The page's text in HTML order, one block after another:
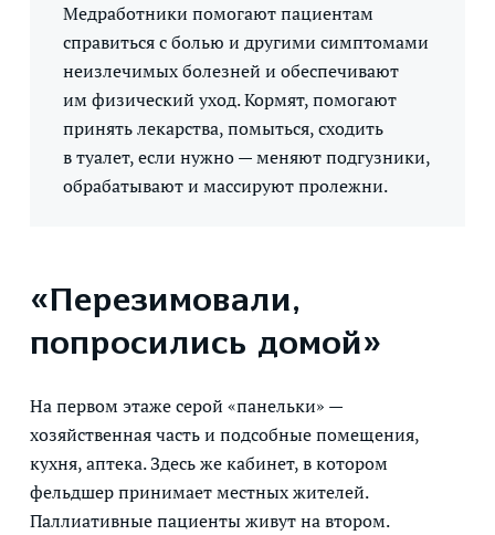
Медработники помогают пациентам
справиться с болью и другими симптомами
неизлечимых болезней и обеспечивают
им физический уход. Кормят, помогают
принять лекарства, помыться, сходить
в туалет, если нужно — меняют подгузники,
обрабатывают и массируют пролежни.
«Перезимовали,
попросились домой»
На первом этаже серой «панельки» —
хозяйственная часть и подсобные помещения,
кухня, аптека. Здесь же кабинет, в котором
фельдшер принимает местных жителей.
Паллиативные пациенты живут на втором.